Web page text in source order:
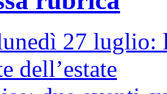
27 luglio:
dell’estate